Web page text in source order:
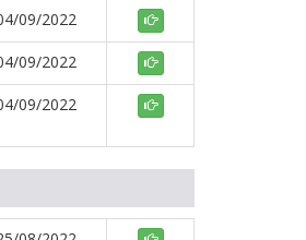
09/2022
09/2022
09/2022